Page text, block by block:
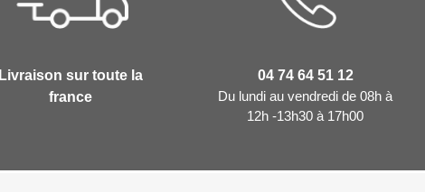
Livraison sur toute la
france
04 74 64 51 12
Du lundi au vendredi de 08h à
12h -13h30 à 17h00
Créer une liste d'envies